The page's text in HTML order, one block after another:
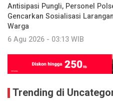
Antisipasi Pungli, Personel
Gencarkan Sosialisasi
Warga
6 Agu 2026 - 03:13 WIB
Trending di